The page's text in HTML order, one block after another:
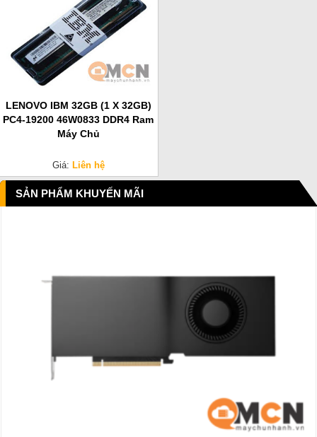
LENOVO IBM 32GB (1 X 32GB)
PC4-19200 46W0833 DDR4 Ram
Máy Chủ
Giá: Liên hệ
SẢN PHẨM KHUYẾN MÃI